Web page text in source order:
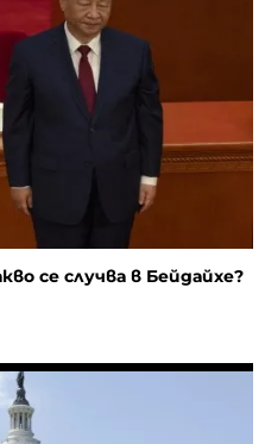
се случва в Бейдайхе?